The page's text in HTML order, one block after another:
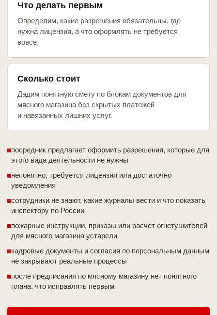
Что делать первым
Определим, какие разрешения обязательны, где
нужна лицензия, а что оформлять не требуется
вовсе.
Сколько стоит
Дадим понятную смету по блокам документов для
мясного магазина без скрытых платежей
и навязанных лишних услуг.
посредник предлагает оформить разрешения, которые для
этого вида деятельности не нужны
непонятно, требуется лицензия или достаточно
уведомления
сотрудники не знают, какие журналы вести и что показать
инспектору по России
пожарные инструкции, приказы или расчет огнетушителей
для мясного магазина устарели
кадровые документы и согласия по персональным данным
не закрывают реальные процессы
после предписания по мясному магазину нет понятного
плана, что исправлять первым